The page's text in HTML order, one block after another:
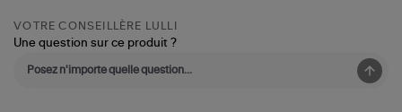
VOTRE CONSEILLÈRE LULLI
Une question sur ce produit ?